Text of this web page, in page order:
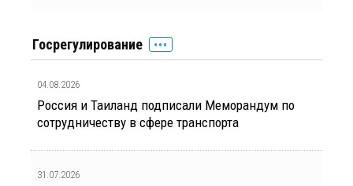
Госрегулирование
04.08.2026
Россия и Таиланд подписали Меморандум по
сотрудничеству в сфере транспорта
31.07.2026